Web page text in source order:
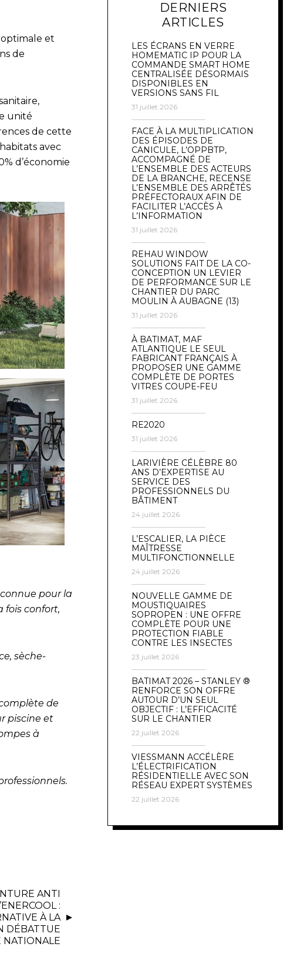
et
de
unité
de cette
avec
d’économie
pour la
fois confort,
sèche-
de
piscine et
à
ANTI
:
À LA
DÉBATTUE
NATIONALE
DERNIERS
ARTICLES
LES ÉCRANS EN VERRE
HOMEMATIC IP POUR LA
COMMANDE SMART HOME
CENTRALISÉE DÉSORMAIS
DISPONIBLES EN
VERSIONS SANS FIL
31 juillet 2026
FACE À LA MULTIPLICATION
DES ÉPISODES DE
CANICULE, L’OPPBTP,
ACCOMPAGNÉ DE
L’ENSEMBLE DES ACTEURS
DE LA BRANCHE, RECENSE
L’ENSEMBLE DES ARRÊTÉS
PRÉFECTORAUX AFIN DE
FACILITER L’ACCÈS À
L’INFORMATION
31 juillet 2026
REHAU WINDOW
SOLUTIONS FAIT DE LA CO-
CONCEPTION UN LEVIER
DE PERFORMANCE SUR LE
CHANTIER DU PARC
MOULIN À AUBAGNE (13)
31 juillet 2026
À BATIMAT, MAF
ATLANTIQUE LE SEUL
FABRICANT FRANÇAIS À
PROPOSER UNE GAMME
COMPLÈTE DE PORTES
VITRES COUPE-FEU
31 juillet 2026
RE2020
31 juillet 2026
LARIVIÈRE CÉLÈBRE 80
ANS D’EXPERTISE AU
SERVICE DES
PROFESSIONNELS DU
BÂTIMENT
24 juillet 2026
L’ESCALIER, LA PIÈCE
MAÎTRESSE
MULTIFONCTIONNELLE
24 juillet 2026
NOUVELLE GAMME DE
MOUSTIQUAIRES
SOPROPEN : UNE OFFRE
COMPLÈTE POUR UNE
PROTECTION FIABLE
CONTRE LES INSECTES
23 juillet 2026
BATIMAT 2026 – STANLEY ®
RENFORCE SON OFFRE
AUTOUR D’UN SEUL
OBJECTIF : L’EFFICACITÉ
SUR LE CHANTIER
22 juillet 2026
VIESSMANN ACCÉLÈRE
L’ÉLECTRIFICATION
RÉSIDENTIELLE AVEC SON
RÉSEAU EXPERT SYSTÈMES
22 juillet 2026